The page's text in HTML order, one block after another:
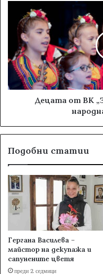
Децата от ВК
Подобни статии
Гергана Василева –
майстор на декупажа и
сапунените цветя
преди 2 седмици